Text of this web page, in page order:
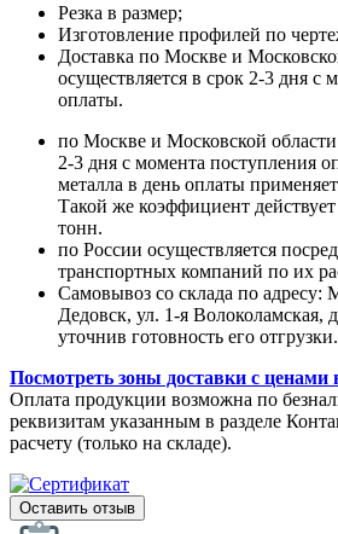
Резка в размер;
Изготовление профилей по
Доставка по Москве и
осуществляется в срок 2-3 дня с
оплаты.
по Москве и Московской области
2-3 дня с момента поступления
металла в день оплаты
Такой же коэффициент
тонн.
по России осуществляется
транспортных компаний по их
Самовывоз со склада по адресу:
Дедовск, ул. 1-я Волоколамская,
уточнив готовность его отгрузки.
Посмотреть зоны доставки с ценами
Оплата продукции возможна по
реквизитам указанным в разделе
расчету (только на складе).
Оставить отзыв